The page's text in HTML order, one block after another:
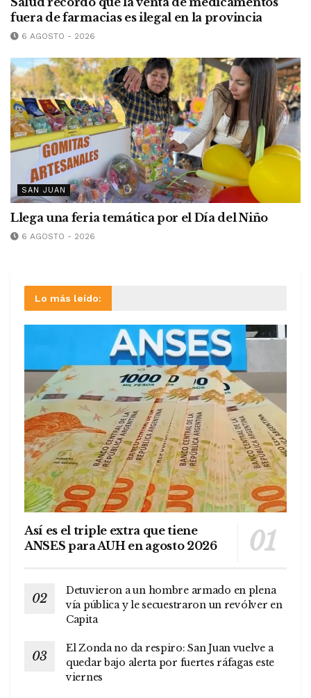
fuera de farmacias es ilegal en la provincia
6 AGOSTO - 2026
SAN JUAN
Llega una feria temática por el Día del Niño
6 AGOSTO - 2026
Lo más leído:
Así es el triple extra que tiene
ANSES para AUH en agosto 2026
Detuvieron a un hombre armado en plena
vía pública y le secuestraron un revólver en
Capita
El Zonda no da respiro: San Juan vuelve a
quedar bajo alerta por fuertes ráfagas este
viernes